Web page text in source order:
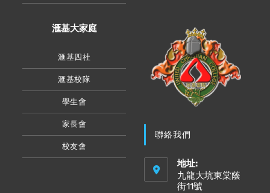
滙基大家庭
滙基四社
滙基校隊
學生會
家長會
校友會
聯絡我們
地址:
九龍大坑東棠蔭
街11號